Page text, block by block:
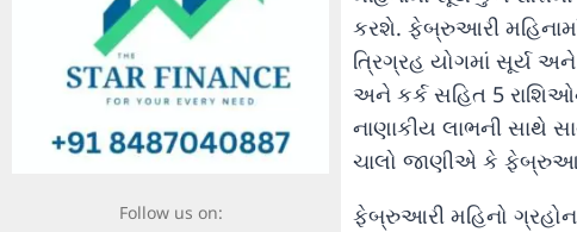
Follow us on:
કરશે. ફેબ્રુઆરી
ત્રિગ્રહ યોગમાં સૂર્ય
અને કર્ક સહિત 5
નાણાકીય લાભની સાથે
ચાલો જાણીએ કે
ફેબ્રુઆરી મહિનો